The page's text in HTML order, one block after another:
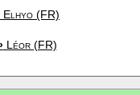
Elhyo (FR)
Léor (FR)